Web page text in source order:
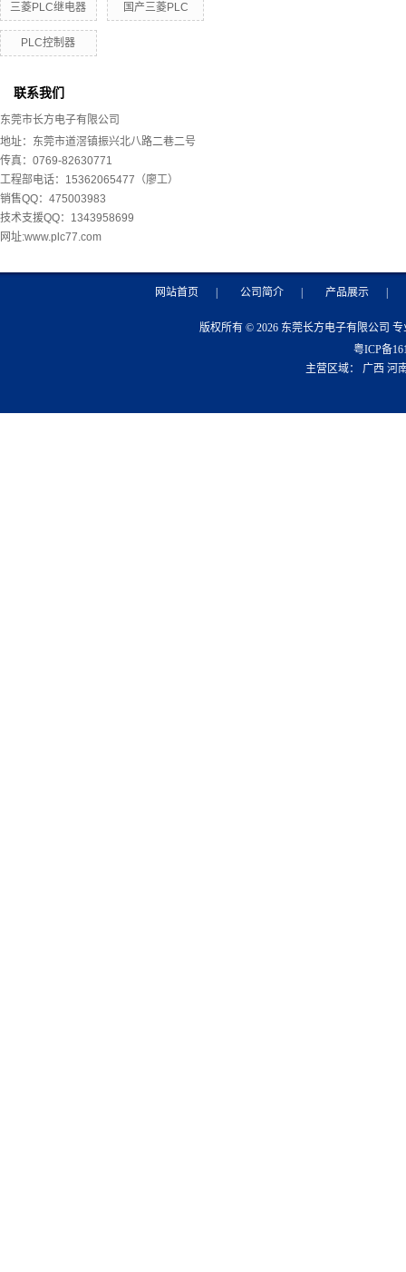
三菱PLC继电器 国产三菱PLC
PLC控制器
联系我们
东莞市长方电子有限公司
地址：东莞市道滘镇振兴北八路二巷二号
传真：0769-82630771
工程部电话：15362065477（廖工）
销售QQ：475003983
技术支援QQ：1343958699
网址:www.plc77.com
网站首页 公司简介 产品展示
版权所有 © 2026 东莞长方电子有限公司 专
粤ICP备
主营区域： 广西 河